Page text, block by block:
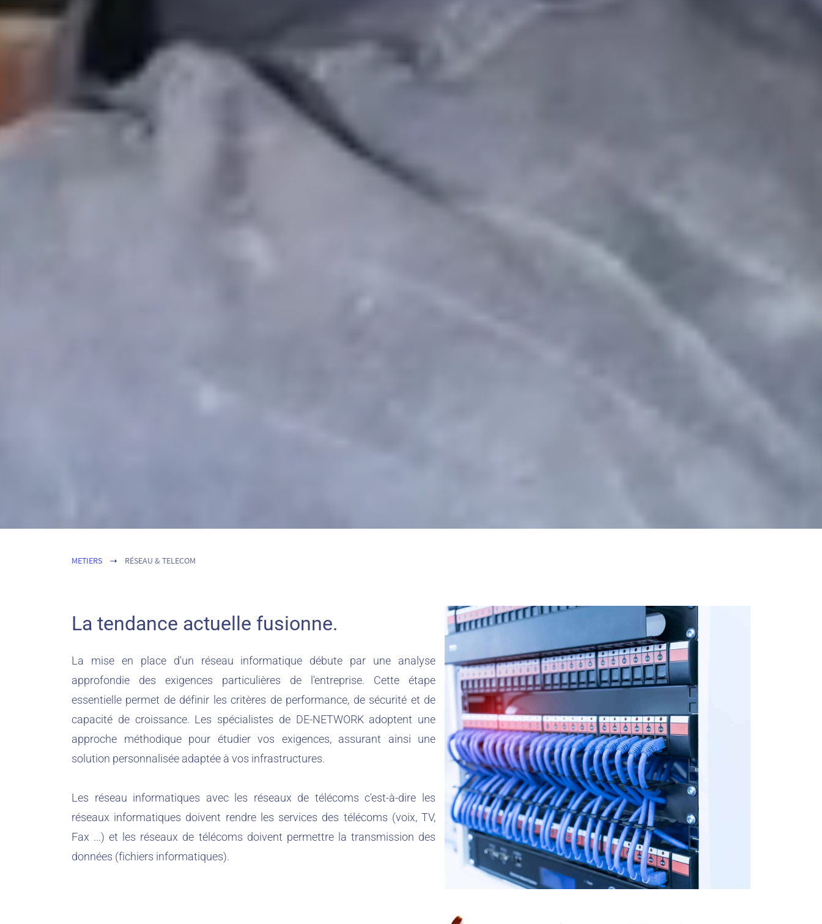
METIERS RÉSEAU & TELECOM
La tendance actuelle fusionne.
La mise en place d'un réseau informatique débute par une analyse
approfondie des exigences particulières de l'entreprise. Cette étape
essentielle permet de définir les critères de performance, de sécurité et de
capacité de croissance. Les spécialistes de DE-NETWORK adoptent une
approche méthodique pour étudier vos exigences, assurant ainsi une
solution personnalisée adaptée à vos infrastructures.
Les réseau informatiques avec les réseaux de télécoms c'est-à-dire les
réseaux informatiques doivent rendre les services des télécoms (voix, TV,
Fax ...) et les réseaux de télécoms doivent permettre la transmission des
données (fichiers informatiques).